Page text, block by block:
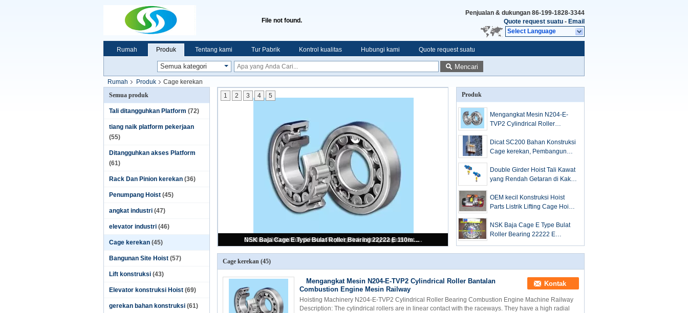
File not found.
Penjualan & dukungan 86-199-1828-3344
Quote request suatu - Email
Select Language
Rumah Produk Tentang kami Tur Pabrik Kontrol kualitas Hubungi kami Quote request suatu
Mencari
Rumah Produk
Cage kerekan
Semua produk
Tali ditangguhkan Platform (72)
tiang naik platform pekerjaan
(55)
Ditangguhkan akses Platform
(61)
Rack Dan Pinion kerekan (36)
Penumpang Hoist (45)
angkat industri (47)
elevator industri (46)
Cage kerekan (45)
Bangunan Site Hoist (57)
Lift konstruksi (43)
Elevator konstruksi Hoist (69)
gerekan bahan konstruksi (61)
Mengangkat Mesin N204-E-TVP2 Cylindrical Roller Bantalan Combustion Engine Mesin Railway
1 2 3 4 5 Produk
Mengangkat Mesin N204-E-
TVP2 Cylindrical Roller
Mesin Railway
Dicat SC200 Bahan Konstruksi
Cage kerekan, Pembangun
Double Girder Hoist Tali Kawat
yang Rendah Getaran di Kaki,
OEM kecil Konstruksi Hoist
Parts Listrik Lifting Cage Hoist
NSK Baja Cage E Type Bulat
Roller Bearing 22222 E
Cage kerekan (45)
Mengangkat Mesin N204-E-TVP2 Cylindrical Roller Bantalan
Combustion Engine Mesin Railway
Kontak
Hoisting Machinery N204-E-TVP2 Cylindrical Roller Bearing Combustion Engine Machine Railway
Description: The cylindrical rollers are in linear contact with the raceways. They have a high radial